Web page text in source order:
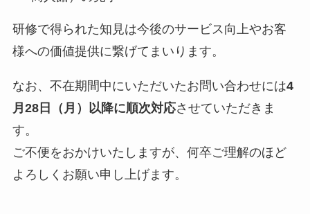
研修で得られた知見は今後のサービス向上やお客
様への価値提供に繋げてまいります。
なお、不在期間中にいただいたお問い合わせには4
月28日（月）以降に順次対応させていただきま
す。
ご不便をおかけいたしますが、何卒ご理解のほど
よろしくお願い申し上げます。